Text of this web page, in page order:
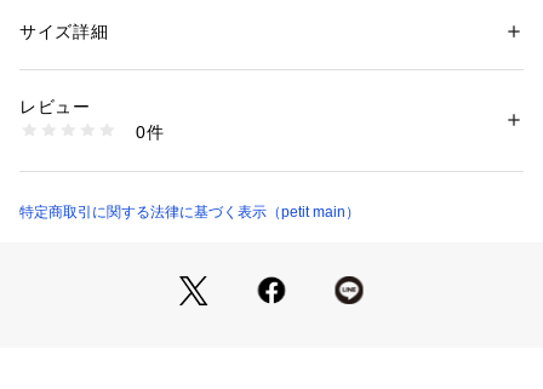
イリー使いにおすすめです。
【透け感】やや透ける
【裏地】なし
性別：キッズ・ベビー
素材：綿59% ポリエステル38% ポリウレタン3%
洗濯：液温は30℃を限度とし、洗濯機で弱い洗濯処理ができる
漂白処理はできない
日陰でのつり干し乾燥がよい
ドライクリーニングができない
3510100005283
（モール）
3362208 （ショップ）
サイズ詳細
レビュー
0件
特定商取引に関する法律に基づく表示（petit main）